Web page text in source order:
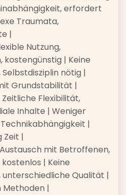
erfordert
Traumata,
|
Nutzung,
| Keine
nötig |
Grundstabilität |
Flexibilität,
Inhalte | Weniger
|
Zeit |
mit Betroffenen,
| Keine
unterschiedliche Qualität |
Methoden |